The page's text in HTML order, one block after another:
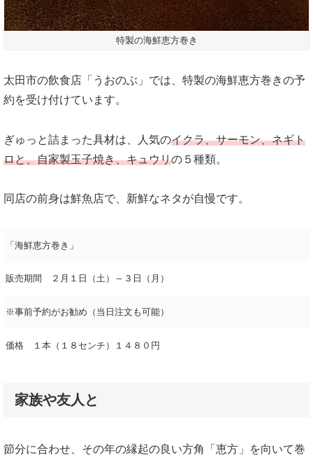
特製の海鮮恵方巻き
太田市の飲食店「うおのぶ」では、特製の海鮮恵方巻きの予
約を受け付けています。
ぎゅっと詰まった具材は、人気のイクラ、サーモン、ネギト
ロと、自家製玉子焼き、キュウリの５種類。
同店の前身は鮮魚店で、新鮮なネタが自慢です。
「海鮮恵方巻き」
販売期間 ２月１日（土）～３日（月）
※事前予約がお勧め（当日注文も可能）
価格 １本（１８センチ）１４８０円
家族や友人と
節分に合わせ、その年の縁起の良い方角「恵方」を向いて巻